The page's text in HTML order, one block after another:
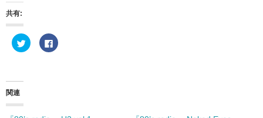
共有:
ク
リ
F
a
関連